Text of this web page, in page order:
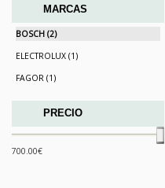
MARCAS
BOSCH (2)
ELECTROLUX (1)
FAGOR (1)
PRECIO
700.00€